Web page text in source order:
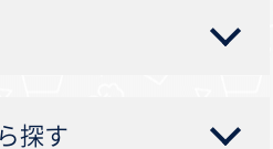
探す